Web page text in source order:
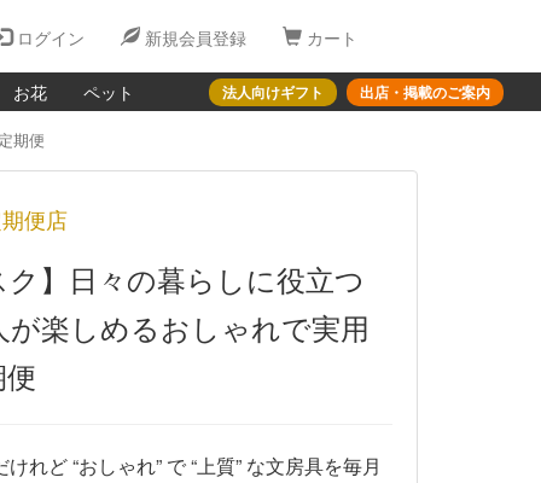
ログイン 新規会員登録 カート
お花 ペット 法人向けギフト 出店・掲載のご案内
期便
便店
ク】日々の暮らしに役立つ
楽しめるおしゃれで実用
れど “おしゃれ” で “上質” な文房具を毎月